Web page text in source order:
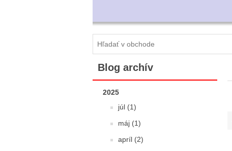
Blog archív
2025
júl (1)
máj (1)
apríl (2)